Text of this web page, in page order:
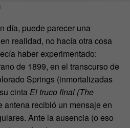
día, puede parecer una
realidad, no hacía otra cosa
haber experimentado:
de 1899, en el transcurso de
Springs (inmortalizadas
cintaEl truco final (The
antena recibió un mensaje en
Ante la ausencia (o eso